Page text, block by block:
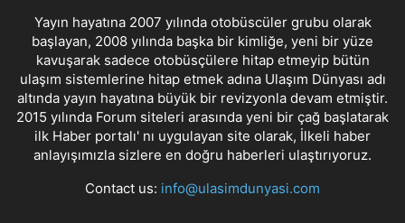
Yayın hayatına 2007 yılında otobüscüler grubu olarak
başlayan, 2008 yılında başka bir kimliğe, yeni bir yüze
kavuşarak sadece otobüsçülere hitap etmeyip bütün
ulaşım sistemlerine hitap etmek adına Ulaşım Dünyası adı
altında yayın hayatına büyük bir revizyonla devam etmiştir.
2015 yılında Forum siteleri arasında yeni bir çağ başlatarak
ilk Haber portalı' nı uygulayan site olarak, İlkeli haber
anlayışımızla sizlere en doğru haberleri ulaştırıyoruz.
Contact us: info@ulasimdunyasi.com